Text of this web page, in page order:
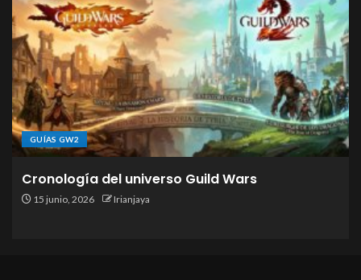
GUÍAS GW2
Cronología del universo Guild Wars
15 junio, 2026 Irianjaya